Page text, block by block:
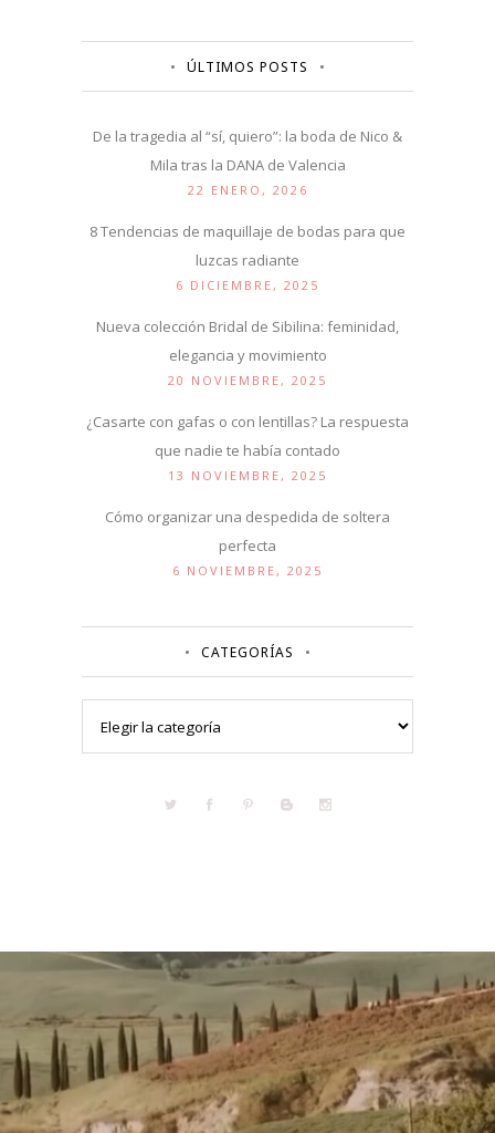
ÚLTIMOS POSTS
De la tragedia al “sí, quiero”: la boda de Nico &
Mila tras la DANA de Valencia
22 ENERO, 2026
8 Tendencias de maquillaje de bodas para que
luzcas radiante
6 DICIEMBRE, 2025
Nueva colección Bridal de Sibilina: feminidad,
elegancia y movimiento
20 NOVIEMBRE, 2025
¿Casarte con gafas o con lentillas? La respuesta
que nadie te había contado
13 NOVIEMBRE, 2025
Cómo organizar una despedida de soltera
perfecta
6 NOVIEMBRE, 2025
CATEGORÍAS